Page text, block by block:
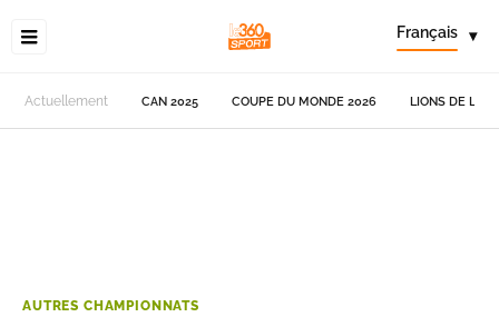
Français ▾
Actuellement CAN 2025 COUPE DU MONDE 2026 LIONS DE
AUTRES CHAMPIONNATS